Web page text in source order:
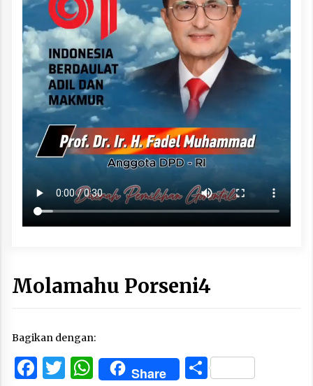
Molamahu Porseni4
Bagikan dengan:
Facebook
Twitter
WhatsApp
Share Share